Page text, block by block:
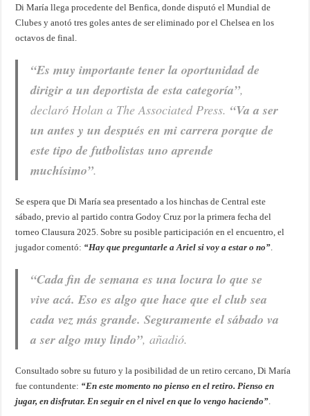
Di María llega procedente del Benfica, donde disputó el Mundial de
Clubes y anotó tres goles antes de ser eliminado por el Chelsea en los
octavos de final.
“Es muy importante tener la oportunidad de
dirigir a un deportista de esta categoría”,
declaró Holan a The Associated Press. “Va a ser
un antes y un después en mi carrera porque de
este tipo de futbolistas uno aprende
muchísimo”.
Se espera que Di María sea presentado a los hinchas de Central este
sábado, previo al partido contra Godoy Cruz por la primera fecha del
torneo Clausura 2025. Sobre su posible participación en el encuentro, el
jugador comentó: “Hay que preguntarle a Ariel si voy a estar o no”.
“Cada fin de semana es una locura lo que se
vive acá. Eso es algo que hace que el club sea
cada vez más grande. Seguramente el sábado va
a ser algo muy lindo”, añadió.
Consultado sobre su futuro y la posibilidad de un retiro cercano, Di María
fue contundente: “En este momento no pienso en el retiro. Pienso en
jugar, en disfrutar. En seguir en el nivel en que lo vengo haciendo”.